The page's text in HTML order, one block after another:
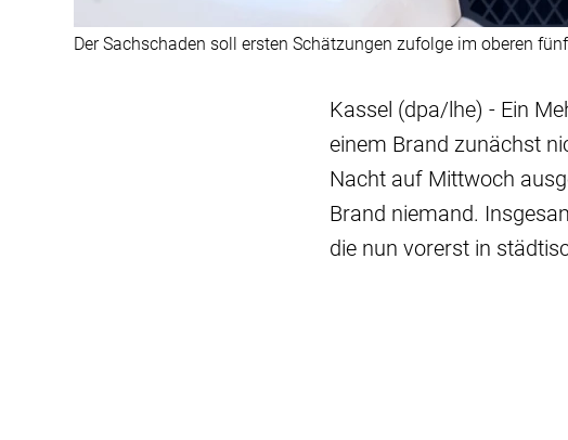
Der Sachschaden soll ersten Schätzungen zufolge im oberen
Kassel (dpa/lhe) - Ein
einem Brand zunächst
Nacht auf Mittwoch
Brand niemand.
die nun vorerst in